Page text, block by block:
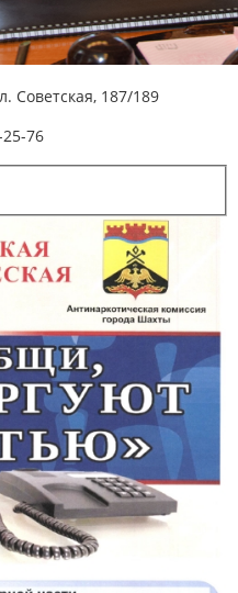
Советская, 187/189
76